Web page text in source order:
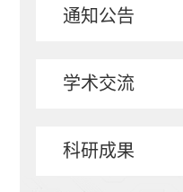
通知公告
学术交流
科研成果